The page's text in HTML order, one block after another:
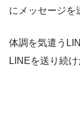
にメッセージを
体調を気遣う
LINEを送り続